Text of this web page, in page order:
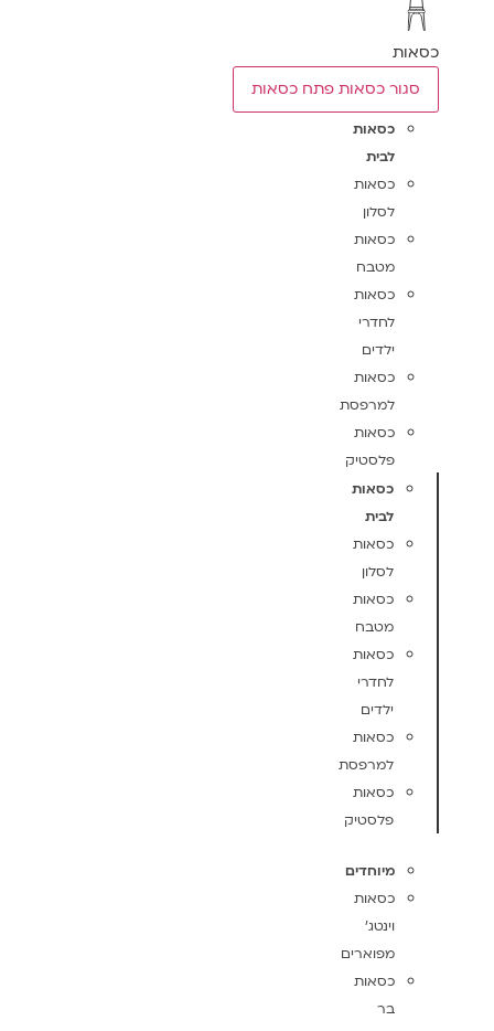
כסאות
סגור כסאות פתח כסאות
כסאות
לבית
כסאות
לסלון
כסאות
מטבח
כסאות
לחדרי
ילדים
כסאות
למרפסת
כסאות
פלסטיק
כסאות
לבית
כסאות
לסלון
כסאות
מטבח
כסאות
לחדרי
ילדים
כסאות
למרפסת
כסאות
פלסטיק
מיוחדים
כסאות
וינטג'
מפוארים
כסאות
בר